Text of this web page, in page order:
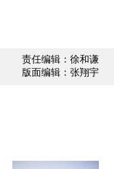
责任编辑：徐和谦
版面编辑：张翔宇